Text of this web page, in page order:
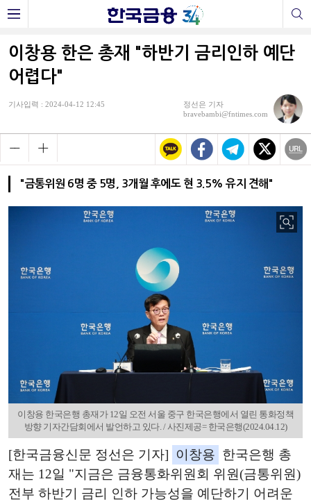
이창용 한은 총재 "하반기 금리인하 예단
어렵다"
기사입력 : 2024-04-12 12:45
정선은 기자
bravebambi@fntimes.com
"금통위원 6명 중 5명, 3개월 후에도 현 3.5% 유지 견해"
이창용 한국은행 총재가 12일 오전 서울 중구 한국은행에서 열린 통화정책
방향 기자간담회에서 발언하고 있다. / 사진제공= 한국은행(2024.04.12)
[한국금융신문 정선은 기자] 이창용 한국은행 총
재는 12일 "지금은 금융통화위원회 위원(금통위원)
전부 하반기 금리 인하 가능성을 예단하기 어려운